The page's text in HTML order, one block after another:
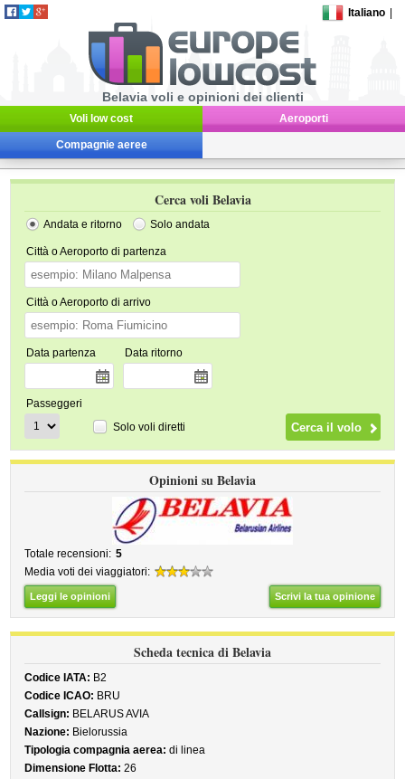
Italiano
Belavia voli e opinioni dei clienti
Voli low cost Aeroporti
Compagnie aeree
Cerca voli Belavia
Andata e ritorno Solo andata
Città o Aeroporto di partenza
Città o Aeroporto di arrivo
Data partenza Data ritorno
Passeggeri
Solo voli diretti
Opinioni su Belavia
Totale recensioni: 5
Media voti dei viaggiatori:
Leggi le opinioni Scrivi la tua opinione
Scheda tecnica di Belavia
Codice IATA: B2
Codice ICAO: BRU
Callsign: BELARUS AVIA
Nazione: Bielorussia
Tipologia compagnia aerea: di linea
Dimensione Flotta: 26